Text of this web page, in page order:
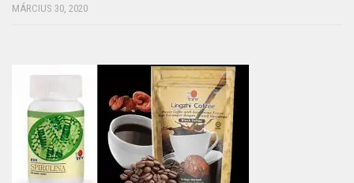
MÁRCIUS 30, 2020